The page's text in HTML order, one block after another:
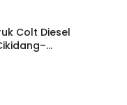
Colt Diesel